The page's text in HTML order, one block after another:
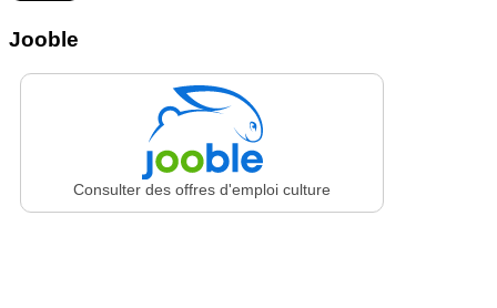
Jooble
Consulter des offres d'emploi culture